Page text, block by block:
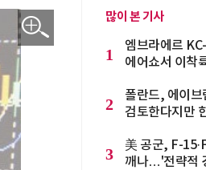
많이 본 기사
1
엠브라에르
에어쇼서 이착
2
폴란드, 에이브
검토한다지만
3
美 공군, F-
깨나…'전략적